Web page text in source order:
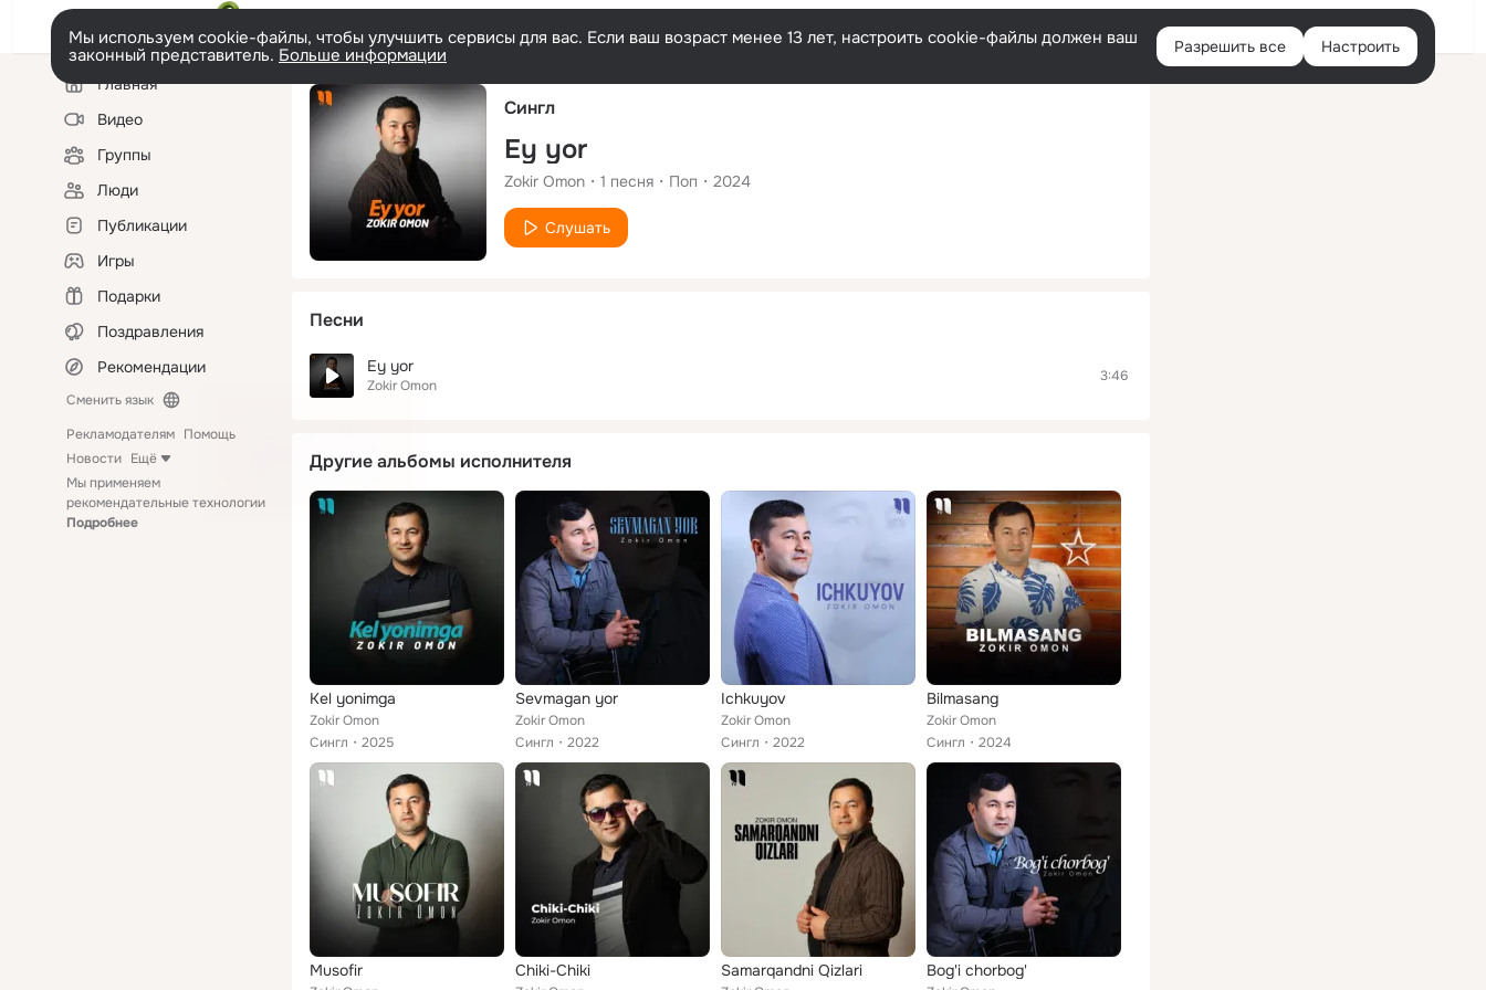
Русский Войти
Мы используем cookie-файлы, чтобы улучшить сервисы для вас. Если ваш возраст менее 13 лет, настроить cookie-файлы должен ваш
законный представитель. Больше информации Разрешить все Настроить
Левая
колонкаГлавная
Видео
Группы
Люди
Публикации
Игры
Подарки
Поздравления
Рекомендации
Сменить язык
Рекламодателям Помощь
Новости Ещё
Мы применяем
рекомендательные технологии
Подробнее
Сингл
Ey yor
Zokir Omon 1 песня Поп 2024
Слушать
Песни
Ey yor
Zokir Omon
3:46
Другие альбомы исполнителя
Kel yonimga
Zokir Omon
Сингл
2025
Sevmagan yor
Zokir Omon
Сингл
2022
Ichkuyov
Zokir Omon
Сингл
2022
Bilmasang
Zokir Omon
Сингл
2024
Musofir Chiki-Chiki Samarqandni Qizlari Bog'i chorbog'